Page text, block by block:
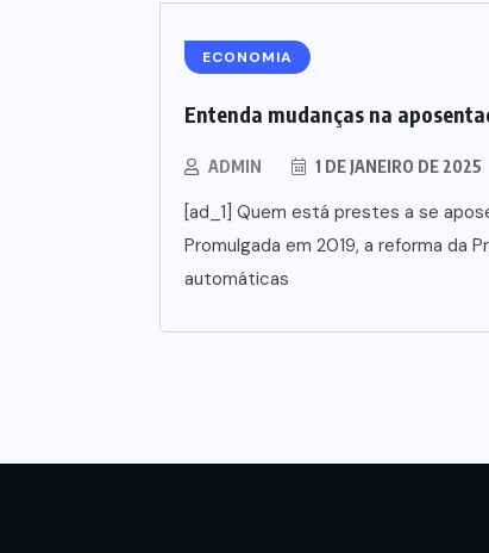
ECONOMIA
Entenda mudanças na
ADMIN 1 DE JANEIRO DE 2025
[ad_1] Quem está prestes a se
Promulgada em 2019, a reforma da
automáticas